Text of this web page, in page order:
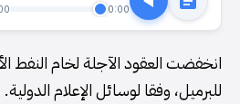
0:00
للبرميل، وفقا لوسائل الإعلام